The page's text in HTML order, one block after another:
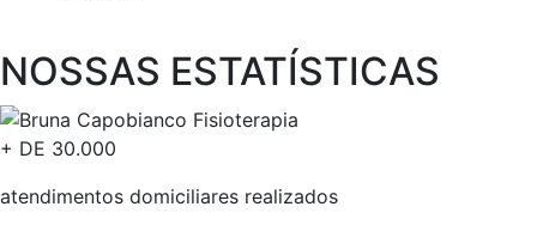
NOSSAS ESTATÍSTICAS​
+ DE 30.000
atendimentos domiciliares realizados